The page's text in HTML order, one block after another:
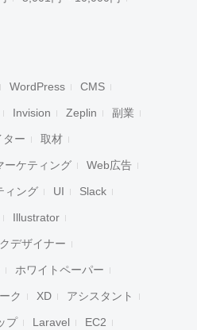
WordPress CMS
Invision Zeplin 副業
ター 取材
ーケティング Web広告
ィング UI Slack
Illustrator
デザイナー
ホワイトペーパー
ク XD アシスタント
プ Laravel EC2